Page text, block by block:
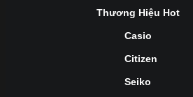
Thương Hiệu Hot
Casio
Citizen
Seiko